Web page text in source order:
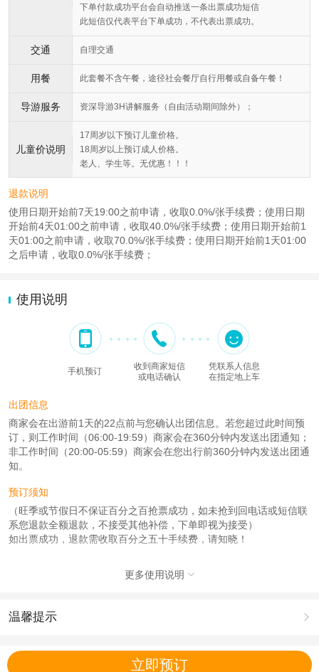
下单付款成功平台会自动推送一条出票成功短信
此短信仅代表平台下单成功，不代表出票成功。
交通 自理交通
用餐 此套餐不含午餐，途径社会餐厅自行用餐或自备午餐！
导游服务 资深导游3H讲解服务（自由活动期间除外）；
儿童价说明
17周岁以下预订儿童价格。
18周岁以上预订成人价格。
老人、学生等。无优惠！！！
退款说明
使用日期开始前7天19:00之前申请，收取0.0%/张手续费；使用日期
开始前4天01:00之前申请，收取40.0%/张手续费；使用日期开始前1
天01:00之前申请，收取70.0%/张手续费；使用日期开始前1天01:00
之后申请，收取0.0%/张手续费；
使用说明
手机预订
收到商家短信
或电话确认
凭联系人信息
在指定地上车
出团信息
商家会在出游前1天的22点前与您确认出团信息。若您超过此时间预
订，则工作时间（06:00-19:59）商家会在360分钟内发送出团通知；
非工作时间（20:00-05:59）商家会在您出行前360分钟内发送出团通
知。
预订须知
（旺季或节假日不保证百分之百抢票成功，如未抢到回电话或短信联
系您退款全额退款，不接受其他补偿，下单即视为接受）
如出票成功，退款需收取百分之五十手续费，请知晓！
如出票成功，退款需收取百分之五十手续费，请知晓！
（旺季或节假日不保证百分之百抢票成功，如未抢到回电话或短信联
更多使用说明 
温馨提示 
动（如跳伞、潜水、滑雪等）前，请务必仔细阅读
立即预订